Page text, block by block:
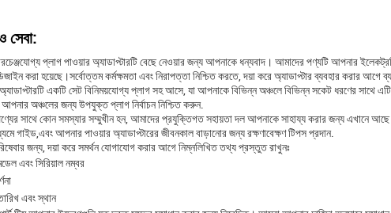
সেবা:
প্লাগ পাওয়ার অ্যাডাপ্টারটি বেছে নেওয়ার জন্য আপনাকে ধন্যবাদ। আমাদের পণ্যটি আপনার
করা হয়েছে।সর্বোত্তম কর্মক্ষমতা এবং নিরাপত্তা নিশ্চিত করতে, দয়া করে অ্যাডাপ্টার ব্যবহার করার আগে
একটি সেট বিনিময়যোগ্য প্লাগ সহ আসে, যা আপনাকে বিভিন্ন অঞ্চলে বিভিন্ন সকেট ধরণের সাথে
অঞ্চলের জন্য উপযুক্ত প্লাগ নির্বাচন নিশ্চিত করুন.
সাথে কোন সমস্যার সম্মুখীন হন, আমাদের প্রযুক্তিগত সহায়তা দল আপনাকে সাহায্য করার জন্য এখানে
গাইড,এবং আপনার পাওয়ার অ্যাডাপ্টারের জীবনকাল বাড়ানোর জন্য রক্ষণাবেক্ষণ টিপস প্রদান.
জন্য, দয়া করে সমর্থন যোগাযোগ করার আগে নিম্নলিখিত তথ্য প্রস্তুত রাখুনঃ
এবং সিরিয়াল নম্বর
এবং স্থান